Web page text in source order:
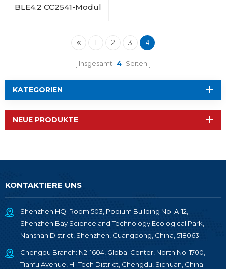
BLE4.2 CC2541-Modul
1 2 3 4
Insgesamt 4 Seiten
KATEGORIEN
NEUE PRODUKTE
KONTAKTIERE UNS
Shenzhen HQ: Room 503, Podium Building No. A-12,
Shenzhen Bay Science and Technology Ecological Park,
Nanshan District, Shenzhen, Guangdong, China, 518063
Chengdu Branch: N2-1604, Global Center, North No. 1700,
Tianfu Avenue, Hi-Tech District, Chengdu, Sichuan, China